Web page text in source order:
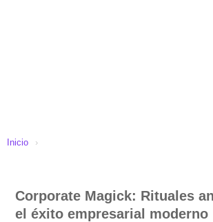
Inicio ›
Corporate Magick: Rituales
el éxito empresarial moderno